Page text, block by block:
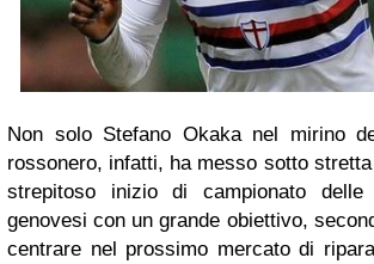
Non solo Stefano Okaka nel mirino
rossonero, infatti, ha messo sotto
strepitoso inizio di campionato delle
genovesi con un grande obiettivo,
centrare nel prossimo mercato di